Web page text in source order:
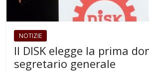
NOTIZIE
Il DISK elegge la prima
segretario generale